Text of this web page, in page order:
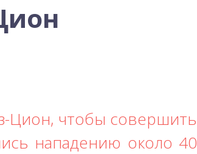
Цион, чтобы совершить
нападению около 40